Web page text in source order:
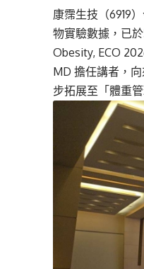
康霈生技（6919
物實驗數據，已
Obesity, ECO
MD 擔任講者，
步拓展至「體重